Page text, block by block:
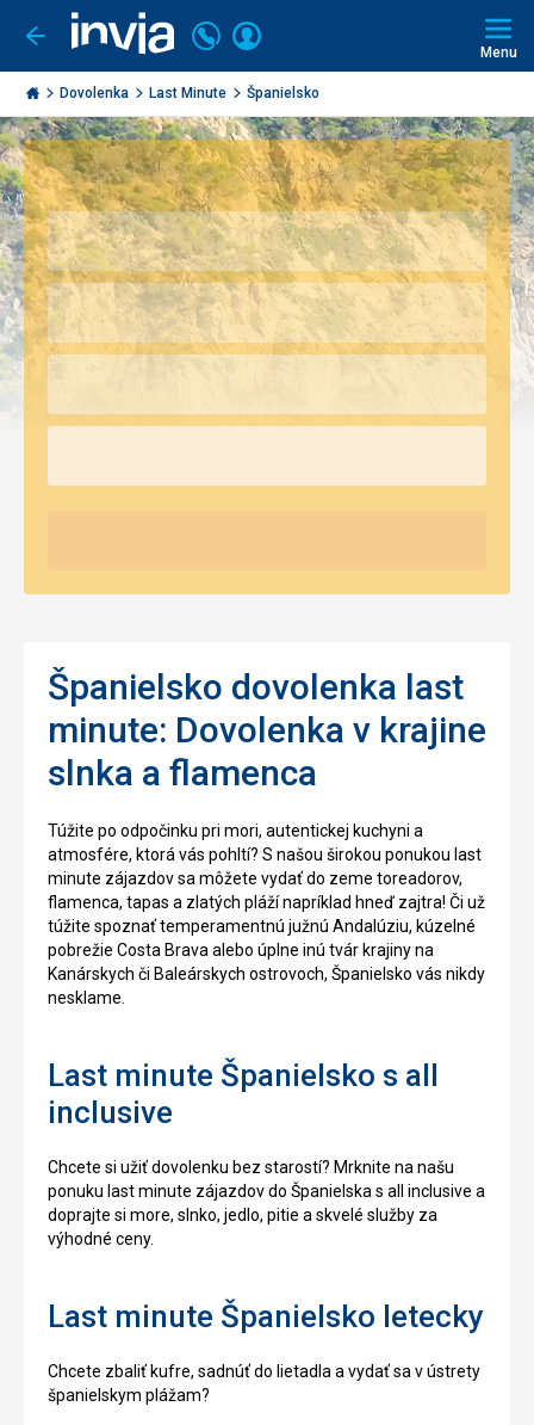
Ísť
späť
Invia.sk
Volajte
+421
2
3221
0491
Prihlásiť
Menu
Dovolenka Last Minute Španielsko
Španielsko dovolenka last
minute: Dovolenka v krajine
slnka a flamenca
Túžite po odpočinku pri mori, autentickej kuchyni a
atmosfére, ktorá vás pohltí? S našou širokou ponukou last
minute zájazdov sa môžete vydať do zeme toreadorov,
flamenca, tapas a zlatých pláží napríklad hneď zajtra! Či už
túžite spoznať temperamentnú južnú Andalúziu, kúzelné
pobrežie Costa Brava alebo úplne inú tvár krajiny na
Kanárskych či Baleárskych ostrovoch, Španielsko vás nikdy
nesklame.
Last minute Španielsko s all
inclusive
Chcete si užiť dovolenku bez starostí? Mrknite na našu
ponuku last minute zájazdov do Španielska s all inclusive a
doprajte si more, slnko, jedlo, pitie a skvelé služby za
výhodné ceny.
Last minute Španielsko letecky
Chcete zbaliť kufre, sadnúť do lietadla a vydať sa v ústrety
španielskym plážam?